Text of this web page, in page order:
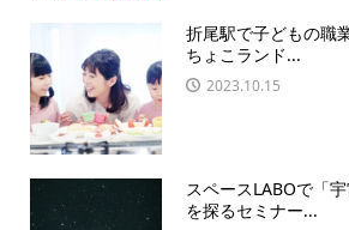
折尾駅で子どもの職
ちょこランド...
2023.10.15
スペースLABOで「
を探るセミナー...